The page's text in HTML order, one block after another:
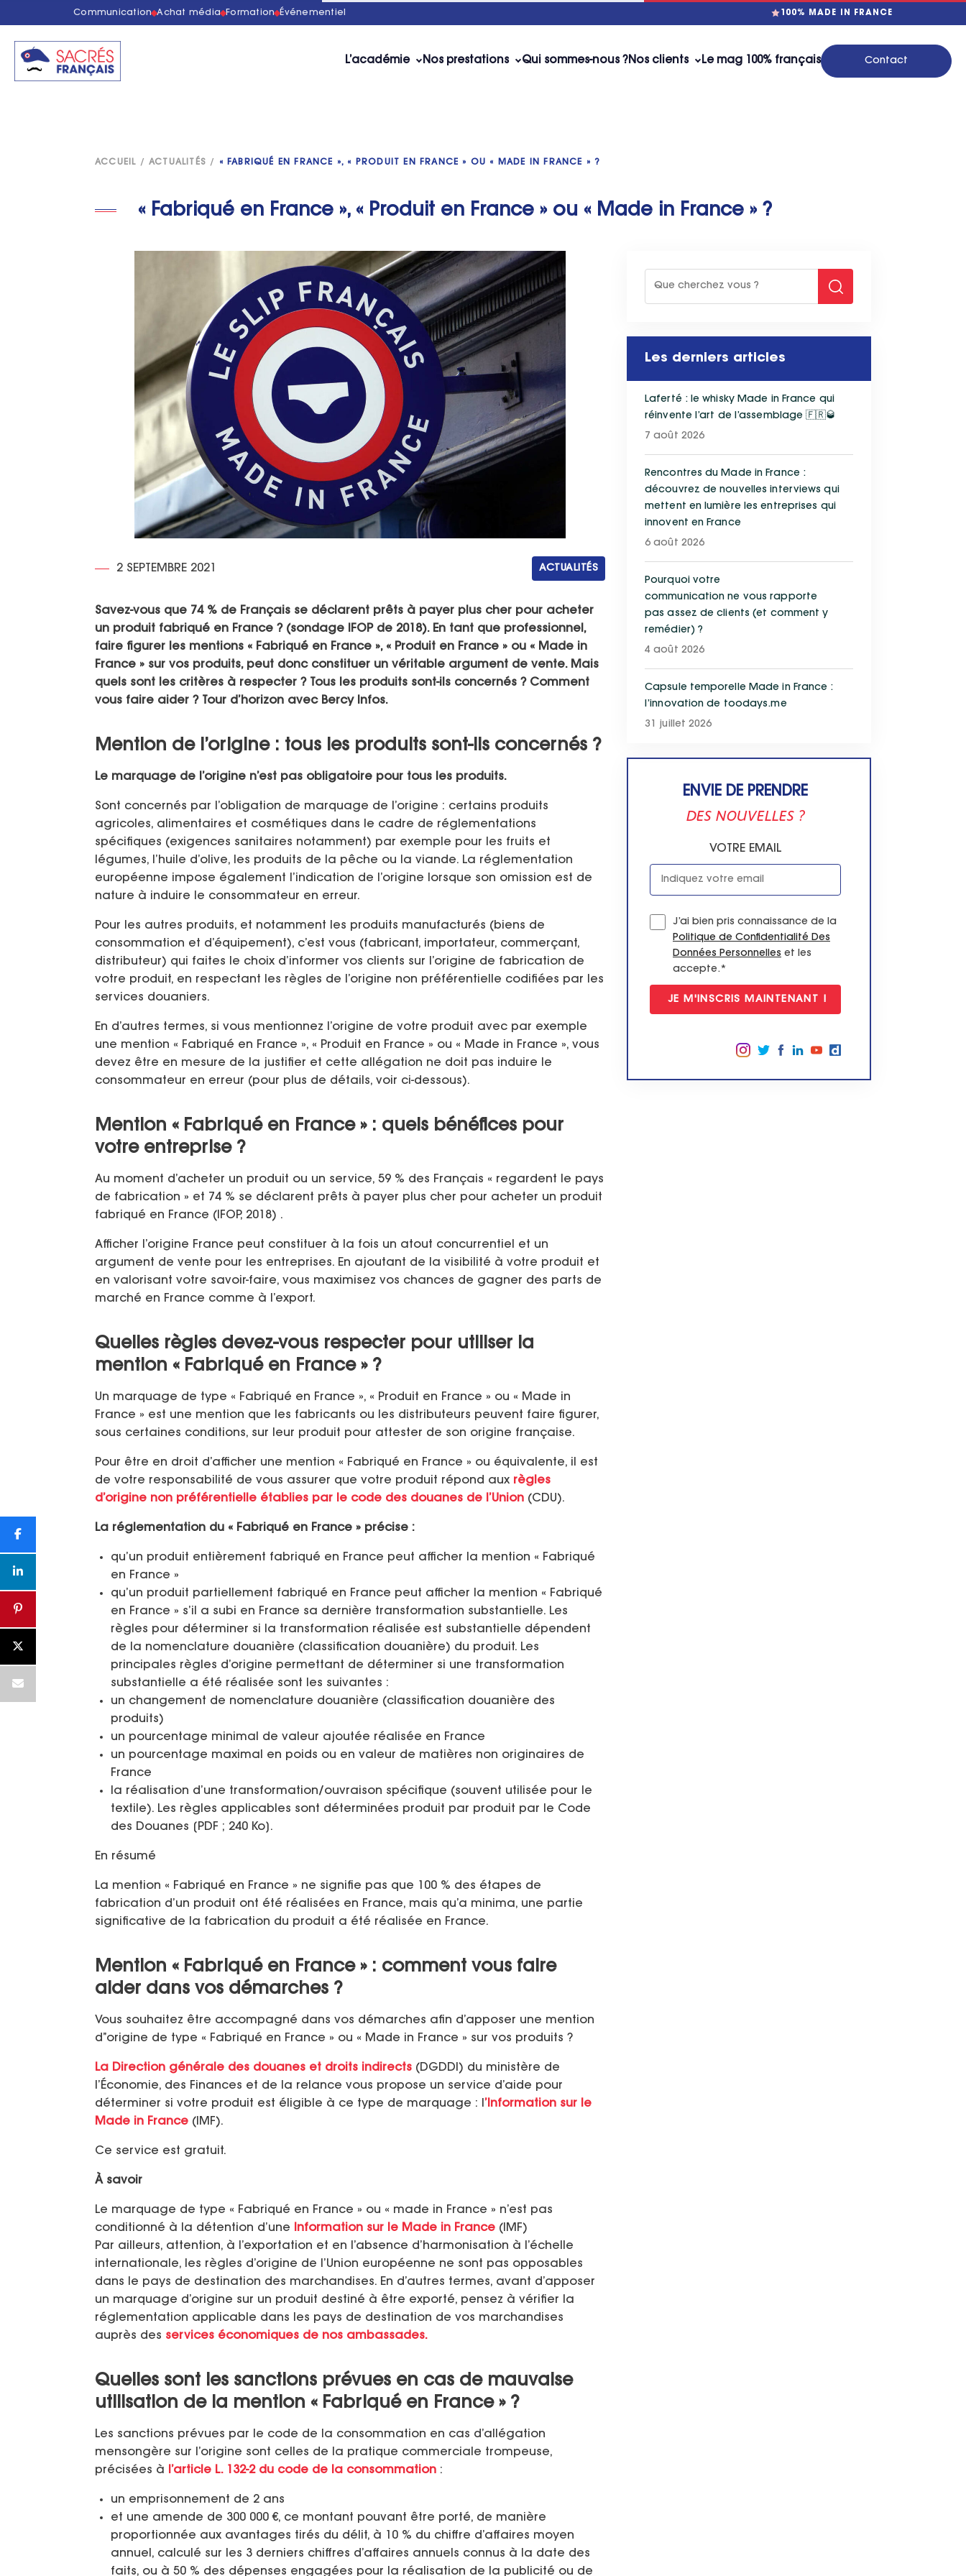
Communication Achat média Formation Événementiel 100% MADE IN FRANCE
L’académie Nos prestations Qui sommes-nous ?Nos clients Le mag 100% français Contact
ACCUEIL /ACTUALITÉS / « FABRIQUÉ EN FRANCE », « PRODUIT EN FRANCE » OU « MADE IN FRANCE » ?
« Fabriqué en France », « Produit en France » ou « Made in France » ?
2 SEPTEMBRE 2021 ACTUALITÉS
Savez-vous que 74 % de Français se déclarent prêts à payer plus cher pour acheter
un produit fabriqué en France ? (sondage IFOP de 2018). En tant que professionnel,
faire figurer les mentions « Fabriqué en France », « Produit en France » ou « Made in
France » sur vos produits, peut donc constituer un véritable argument de vente. Mais
quels sont les critères à respecter ? Tous les produits sont-ils concernés ? Comment
vous faire aider ? Tour d’horizon avec Bercy Infos.
Mention de l’origine : tous les produits sont-ils concernés ?
Le marquage de l’origine n’est pas obligatoire pour tous les produits.
Sont concernés par l’obligation de marquage de l’origine : certains produits
agricoles, alimentaires et cosmétiques dans le cadre de réglementations
spécifiques (exigences sanitaires notamment) par exemple pour les fruits et
légumes, l’huile d’olive, les produits de la pêche ou la viande. La réglementation
européenne impose également l’indication de l’origine lorsque son omission est de
nature à induire le consommateur en erreur.
Pour les autres produits, et notamment les produits manufacturés (biens de
consommation et d’équipement), c’est vous (fabricant, importateur, commerçant,
distributeur) qui faites le choix d’informer vos clients sur l’origine de fabrication de
votre produit, en respectant les règles de l’origine non préférentielle codifiées par les
services douaniers.
En d’autres termes, si vous mentionnez l’origine de votre produit avec par exemple
une mention « Fabriqué en France », « Produit en France » ou « Made in France », vous
devez être en mesure de la justifier et cette allégation ne doit pas induire le
consommateur en erreur (pour plus de détails, voir ci-dessous).
Mention « Fabriqué en France » : quels bénéfices pour
votre entreprise ?
Au moment d’acheter un produit ou un service, 59 % des Français « regardent le pays
de fabrication » et 74 % se déclarent prêts à payer plus cher pour acheter un produit
fabriqué en France (IFOP, 2018) .
Afficher l’origine France peut constituer à la fois un atout concurrentiel et un
argument de vente pour les entreprises. En ajoutant de la visibilité à votre produit et
en valorisant votre savoir-faire, vous maximisez vos chances de gagner des parts de
marché en France comme à l’export.
Quelles règles devez-vous respecter pour utiliser la
mention « Fabriqué en France » ?
Un marquage de type « Fabriqué en France », « Produit en France » ou « Made in
France » est une mention que les fabricants ou les distributeurs peuvent faire figurer,
sous certaines conditions, sur leur produit pour attester de son origine française.
Pour être en droit d’afficher une mention « Fabriqué en France » ou équivalente, il est
de votre responsabilité de vous assurer que votre produit répond aux règles
d’origine non préférentielle établies par le code des douanes de l’Union (CDU).
La réglementation du « Fabriqué en France » précise :
qu’un produit entièrement fabriqué en France peut afficher la mention « Fabriqué
en France »
qu’un produit partiellement fabriqué en France peut afficher la mention « Fabriqué
en France » s’il a subi en France sa dernière transformation substantielle. Les
règles pour déterminer si la transformation réalisée est substantielle dépendent
de la nomenclature douanière (classification douanière) du produit. Les
principales règles d’origine permettant de déterminer si une transformation
substantielle a été réalisée sont les suivantes :
un changement de nomenclature douanière (classification douanière des
produits)
un pourcentage minimal de valeur ajoutée réalisée en France
un pourcentage maximal en poids ou en valeur de matières non originaires de
France
la réalisation d’une transformation/ouvraison spécifique (souvent utilisée pour le
textile). Les règles applicables sont déterminées produit par produit par le Code
des Douanes [PDF ; 240 Ko].
En résumé
La mention « Fabriqué en France » ne signifie pas que 100 % des étapes de
fabrication d’un produit ont été réalisées en France, mais qu’a minima, une partie
significative de la fabrication du produit a été réalisée en France.
Mention « Fabriqué en France » : comment vous faire
aider dans vos démarches ?
Vous souhaitez être accompagné dans vos démarches afin d’apposer une mention
d’’origine de type « Fabriqué en France » ou « Made in France » sur vos produits ?
La Direction générale des douanes et droits indirects (DGDDI) du ministère de
l’Économie, des Finances et de la relance vous propose un service d’aide pour
déterminer si votre produit est éligible à ce type de marquage : l’Information sur le
Made in France (IMF).
Ce service est gratuit.
À savoir
Le marquage de type « Fabriqué en France » ou « made in France » n’est pas
conditionné à la détention d’une Information sur le Made in France (IMF)
Par ailleurs, attention, à l’exportation et en l’absence d’harmonisation à l’échelle
internationale, les règles d’origine de l’Union européenne ne sont pas opposables
dans le pays de destination des marchandises. En d’autres termes, avant d’apposer
un marquage d’origine sur un produit destiné à être exporté, pensez à vérifier la
réglementation applicable dans les pays de destination de vos marchandises
auprès des services économiques de nos ambassades.
Quelles sont les sanctions prévues en cas de mauvaise
utilisation de la mention « Fabriqué en France » ?
Les sanctions prévues par le code de la consommation en cas d’allégation
mensongère sur l’origine sont celles de la pratique commerciale trompeuse,
précisées à l’article L. 132-2 du code de la consommation :
un emprisonnement de 2 ans
et une amende de 300 000 €, ce montant pouvant être porté, de manière
proportionnée aux avantages tirés du délit, à 10 % du chiffre d’affaires moyen
annuel, calculé sur les 3 derniers chiffres d’affaires annuels connus à la date des
faits, ou à 50 % des dépenses engagées pour la réalisation de la publicité ou de
Les derniers articles
Laferté : le whisky Made in France qui
réinvente l’art de l’assemblage 🇫🇷🥃
7 août 2026
Rencontres du Made in France :
découvrez de nouvelles interviews qui
mettent en lumière les entreprises qui
innovent en France
6 août 2026
Pourquoi votre
communication ne vous rapporte
pas assez de clients (et comment y
remédier) ?
4 août 2026
Capsule temporelle Made in France :
l’innovation de toodays.me
31 juillet 2026
ENVIE DE PRENDRE
DES NOUVELLES ?
VOTRE EMAIL
J’ai bien pris connaissance de la
Politique de Confidentialité Des
Données Personnelles et les
accepte.*